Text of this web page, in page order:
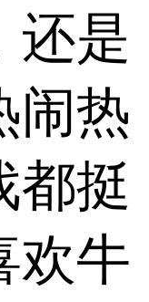
还是
闹热
都挺
欢牛